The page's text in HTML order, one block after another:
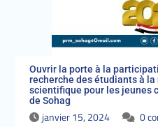
Ouvrir la porte à la
recherche des étudiants à
scientifique pour les jeunes
de Sohag
janvier 15, 2024 0